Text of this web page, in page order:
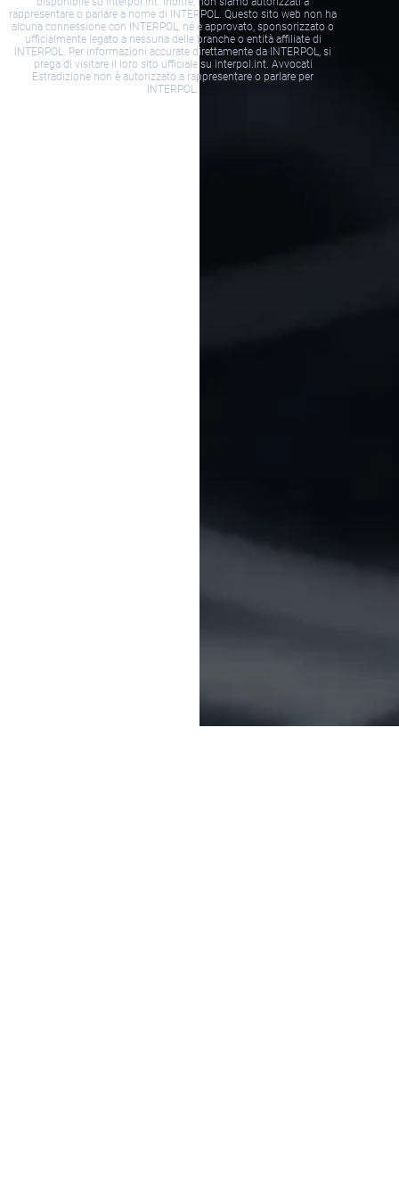
rappresentare o parlare a nome di INTERPOL. Questo sito web non ha
alcuna connessione con INTERPOL, né è approvato, sponsorizzato o
ufficialmente legato a nessuna delle branche o entità affiliate di
INTERPOL. Per informazioni accurate direttamente da INTERPOL, si
prega di visitare il loro sito ufficiale su interpol.int. Avvocati
Estradizione non è autorizzato a rappresentare o parlare per
INTERPOL.